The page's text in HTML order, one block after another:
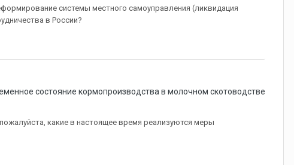
системы местного самоуправления (ликвидация
в России?
состояние кормопроизводства в молочном скотоводстве
какие в настоящее время реализуются меры